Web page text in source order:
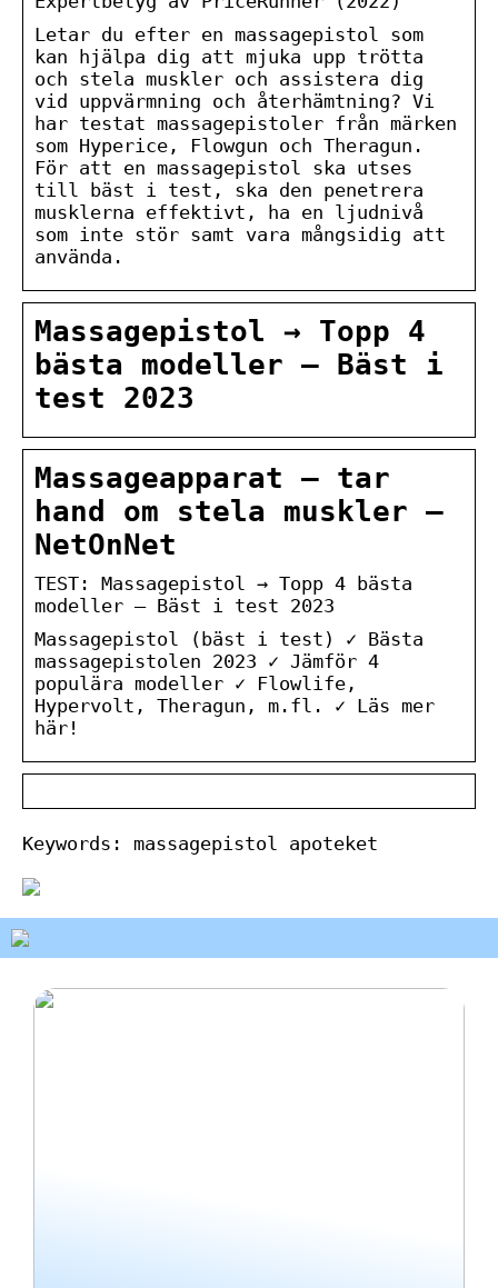
Letar du efter en massagepistol som
kan hjälpa dig att mjuka upp trötta
och stela muskler och assistera dig
vid uppvärmning och återhämtning? Vi
har testat massagepistoler från märken
som Hyperice, Flowgun och Theragun.
För att en massagepistol ska utses
till bäst i test, ska den penetrera
musklerna effektivt, ha en ljudnivå
som inte stör samt vara mångsidig att
använda.
Massagepistol → Topp 4
bästa modeller – Bäst i
test 2023
Massageapparat – tar
hand om stela muskler –
NetOnNet
TEST: Massagepistol → Topp 4 bästa
modeller – Bäst i test 2023
Massagepistol (bäst i test) ✓ Bästa
massagepistolen 2023 ✓ Jämför 4
populära modeller ✓ Flowlife,
Hypervolt, Theragun, m.fl. ✓ Läs mer
här!
Keywords: massagepistol apoteket